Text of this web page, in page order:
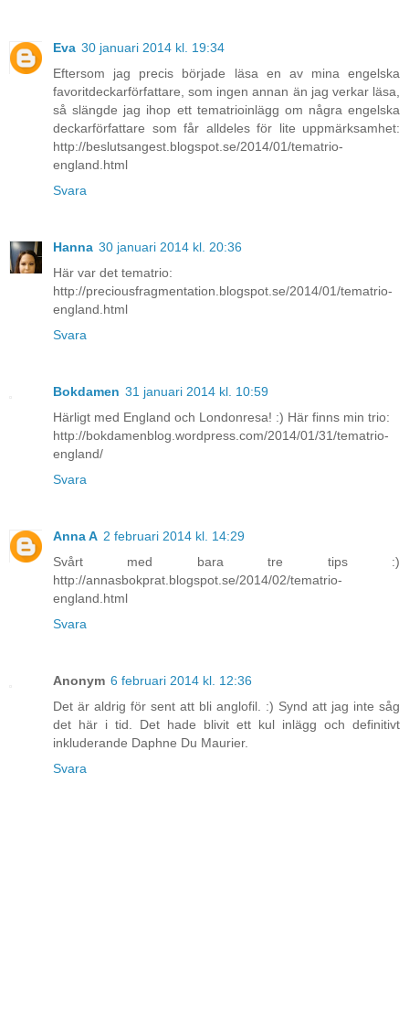
Eva 30 januari 2014 kl. 19:34
Eftersom jag precis började läsa en av mina engelska
favoritdeckarförfattare, som ingen annan än jag verkar läsa,
så slängde jag ihop ett tematrioinlägg om några engelska
deckarförfattare som får alldeles för lite uppmärksamhet:
http://beslutsangest.blogspot.se/2014/01/tematrio-
england.html
Svara
Hanna 30 januari 2014 kl. 20:36
Här var det tematrio:
http://preciousfragmentation.blogspot.se/2014/01/tematrio-
england.html
Svara
Bokdamen 31 januari 2014 kl. 10:59
Härligt med England och Londonresa! :) Här finns min trio:
http://bokdamenblog.wordpress.com/2014/01/31/tematrio-
england/
Svara
Anna A 2 februari 2014 kl. 14:29
Svårt med bara tre tips :)
http://annasbokprat.blogspot.se/2014/02/tematrio-
england.html
Svara
Anonym 6 februari 2014 kl. 12:36
Det är aldrig för sent att bli anglofil. :) Synd att jag inte såg
det här i tid. Det hade blivit ett kul inlägg och definitivt
inkluderande Daphne Du Maurier.
Svara